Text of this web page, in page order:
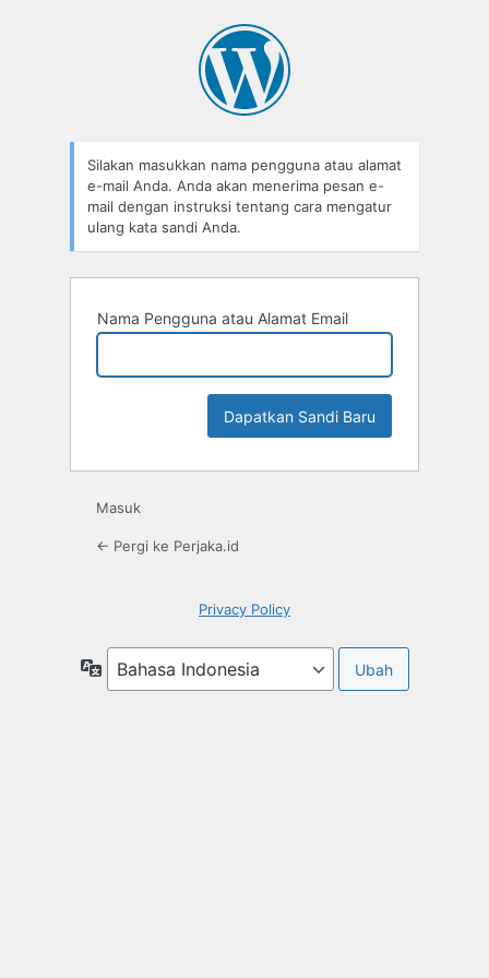
Silakan masukkan nama pengguna atau alamat
e-mail Anda. Anda akan menerima pesan e-
mail dengan instruksi tentang cara mengatur
ulang kata sandi Anda.
Nama Pengguna atau Alamat Email
Masuk
← Pergi ke Perjaka.id
Privacy Policy
Bahasa